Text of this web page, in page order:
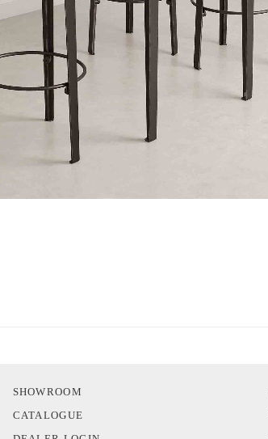
SHOWROOM
CATALOGUE